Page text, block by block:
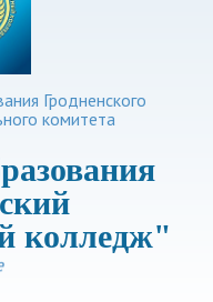
Гродненского
комитета
колледж"